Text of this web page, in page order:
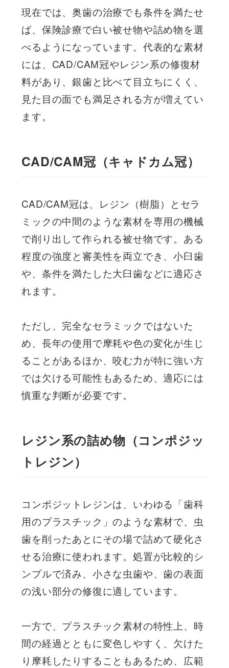
現在では、奥歯の治療でも条件を満たせ
ば、保険診療で白い被せ物や詰め物を選
べるようになっています。代表的な素材
には、CAD/CAM冠やレジン系の修復材
料があり、銀歯と比べて目立ちにくく、
見た目の面でも満足される方が増えてい
ます。
CAD/CAM冠（キャドカム冠）
CAD/CAM冠は、レジン（樹脂）とセラ
ミックの中間のような素材を専用の機械
で削り出して作られる被せ物です。ある
程度の強度と審美性を両立でき、小臼歯
や、条件を満たした大臼歯などに適応さ
れます。
ただし、完全なセラミックではないた
め、長年の使用で摩耗や色の変化が生じ
ることがあるほか、咬む力が特に強い方
では欠ける可能性もあるため、適応には
慎重な判断が必要です。
レジン系の詰め物（コンポジッ
トレジン）
コンポジットレジンは、いわゆる「歯科
用のプラスチック」のような素材で、虫
歯を削ったあとにその場で詰めて硬化さ
せる治療に使われます。処置が比較的シ
ンプルで済み、小さな虫歯や、歯の表面
の浅い部分の修復に適しています。
一方で、プラスチック素材の特性上、時
間の経過とともに変色しやすく、欠けた
り摩耗したりすることもあるため、広範